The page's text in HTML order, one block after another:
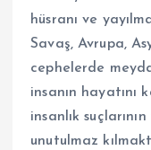
hüsranı ve
Savaş, Avrupa,
cephelerde
insanın hayatını
insanlık
unutulmaz